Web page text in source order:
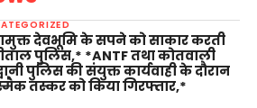
देवभूमि के सपने को साकार करती
पुलिस,* *ANTF तथा कोतवाली
पुलिस की संयुक्त कार्यवाही के दौरान
तस्कर को किया गिरफ्तार,*